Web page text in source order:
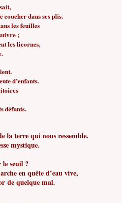
coucher dans ses plis.
les feuilles
;
les licornes,
d’enfants.
défunts.
la terre qui nous ressemble.
mystique.
le seuil ?
en quête d’eau vive,
de quelque mal.